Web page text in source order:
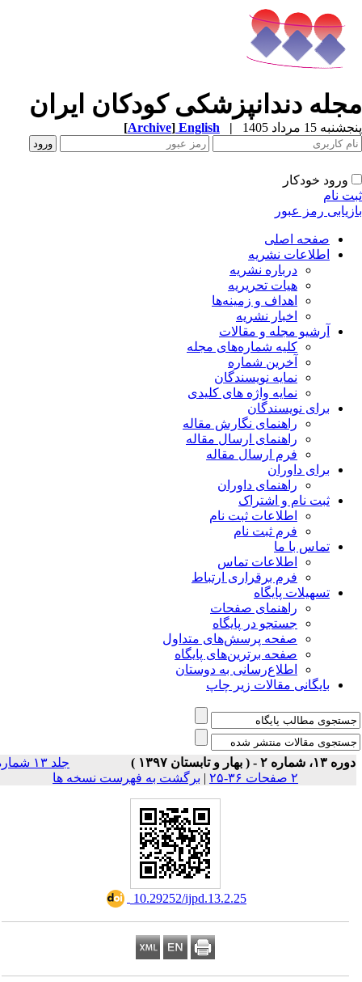
دندانپزشکی کودکان ایران
15 مرداد 1405 |
English
[Archive]
ورود خودکار
نام
رمز عبور
صفحه اصلی
اطلاعات نشریه
درباره نشریه
هیات تحریریه
اهداف و زمینه‌ها
اخبار نشریه
آرشیو مجله و مقالات
کلیه شماره‌های مجله
آخرین شماره
نمایه نویسندگان
نمایه واژه های کلیدی
برای نویسندگان
راهنمای نگارش مقاله
راهنمای ارسال مقاله
فرم ارسال مقاله
برای داوران
راهنمای داوران
ثبت نام و اشتراک
اطلاعات ثبت نام
فرم ثبت نام
تماس با ما
اطلاعات تماس
فرم برقراری ارتباط
تسهیلات پایگاه
راهنمای صفحات
جستجو در پایگاه
صفحه پرسش‌های متداول
صفحه برترین‌های پایگاه
اطلاع‌رسانی به دوستان
بایگانی مقالات زیر چاپ
شماره ۲ - ( بهار و تابستان ۱۳۹۷ )
جلد ۱۳ شماره
|برگشت به فهرست نسخه ها
‎ 10.29252/ijpd.13.2.25